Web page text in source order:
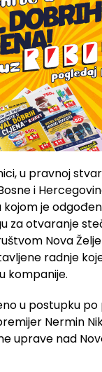
u pravnoj
i
je
za otvaranje
Nova
radnje
kompanije.
u postupku
Nermin
uprave nad